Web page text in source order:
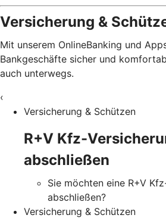
Versicherung &
Mit unserem OnlineBanking und
Bankgeschäfte sicher und
auch unterwegs.
‹
Versicherung & Schützen
R+V Kfz-
abschließen
Sie möchten eine R+V
abschließen?
Versicherung & Schützen